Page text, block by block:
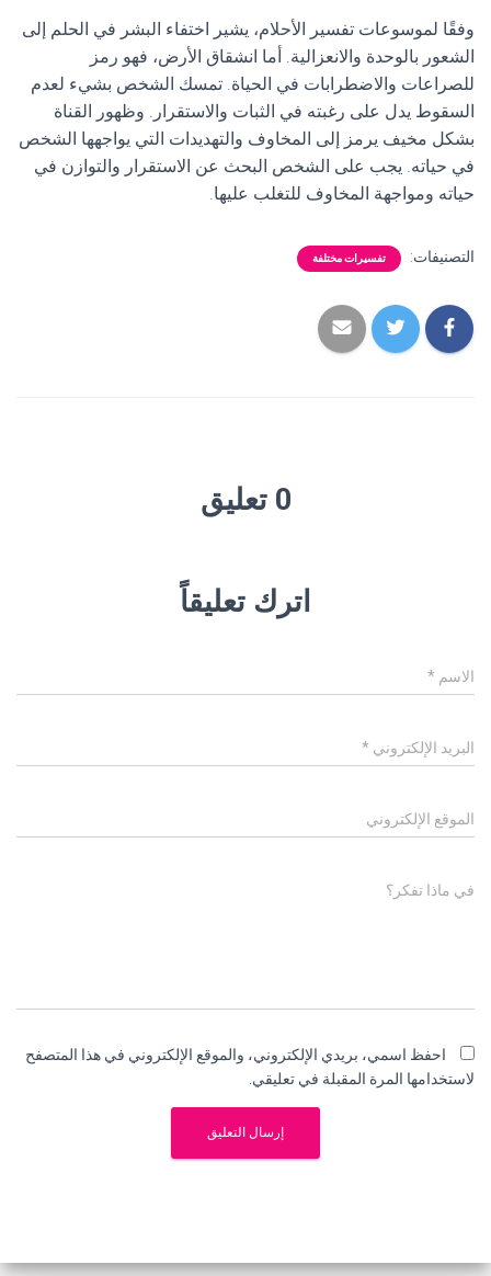
وفقًا لموسوعات تفسير الأحلام، يشير اختفاء البشر في الحلم إلى
الشعور بالوحدة والانعزالية. أما انشقاق الأرض، فهو رمز
للصراعات والاضطرابات في الحياة. تمسك الشخص بشيء لعدم
السقوط يدل على رغبته في الثبات والاستقرار. وظهور القناة
بشكل مخيف يرمز إلى المخاوف والتهديدات التي يواجهها الشخص
في حياته. يجب على الشخص البحث عن الاستقرار والتوازن في
حياته ومواجهة المخاوف للتغلب عليها.
التصنيفات: تفسيرات مختلفة
0 تعليق
اترك تعليقاً
الاسم *
البريد الإلكتروني *
الموقع الإلكتروني
في ماذا تفكر؟
احفظ اسمي، بريدي الإلكتروني، والموقع الإلكتروني في هذا المتصفح
لاستخدامها المرة المقبلة في تعليقي.